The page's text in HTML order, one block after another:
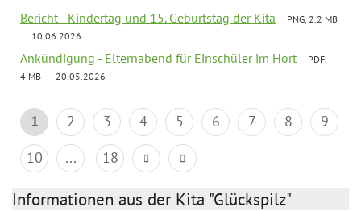
Bericht - Kindertag und 15. Geburtstag der Kita
PNG, 2.2 MB
10.06.2026
Ankündigung - Elternabend für Einschüler im Hort
PDF,
4 MB
20.05.2026
1 2 3 4 5 6 7 8
9
10
... 18
Informationen aus der Kita "Glückspilz"